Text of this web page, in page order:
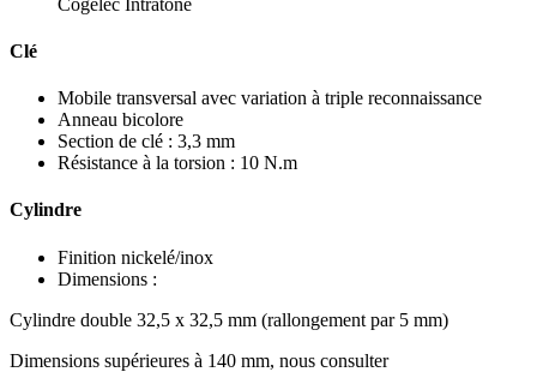
Clé
Mobile transversal avec variation à triple reconnaissance
Anneau bicolore
Section de clé : 3,3 mm
Résistance à la torsion : 10 N.m
Cylindre
Finition nickelé/inox
Dimensions :
Cylindre double 32,5 x 32,5 mm (rallongement par 5 mm)
Dimensions supérieures à 140 mm, nous consulter